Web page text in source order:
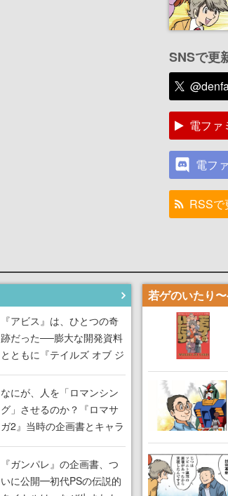
SNSで更
電ファ
電フ
RSSで
『アビス』は、ひとつの奇
跡だった──膨大な開発資料
とともに『テイルズ オブ ジ
アビス』開発陣に聞く、
「生まれた意味を知る
RPG」が生まれた理由【ゲ
ームの企画書】
なにが、人を「ロマンシン
グ」させるのか？『ロマサ
ガ2』当時の企画書とキャラ
設定画から迫る、河津秋敏
がRPGに生み出した「ロマ
ン」の正体とは【ゲームの
『ガンパレ』の企画書、つ
いに公開━初代PSの伝説的